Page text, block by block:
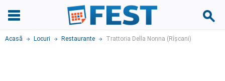
Acasă Locuri Restaurante Trattoria Della Nonna (Rîșcani)